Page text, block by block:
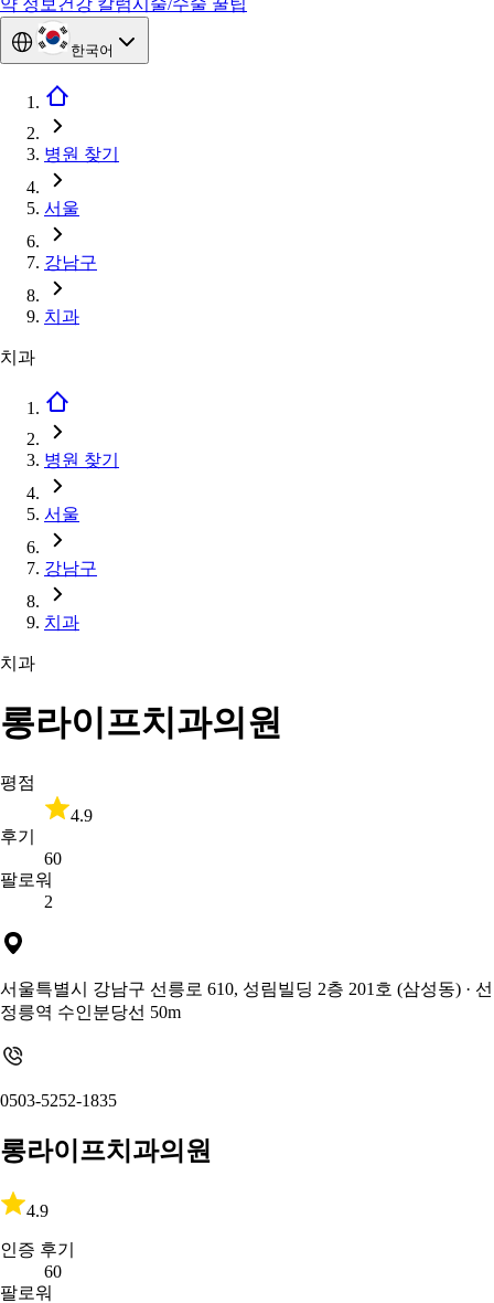
약 정보 건강 칼럼시술/수술 꿀팁
한국어
병원 찾기
서울
강남구
치과
치과
병원 찾기
서울
강남구
치과
치과
롱라이프치과의원
평점
4.9
후기
60
팔로워
2
서울특별시 강남구 선릉로 610, 성림빌딩 2층 201호 (삼성동) · 선
정릉역 수인분당선 50m
0503-5252-1835
롱라이프치과의원
4.9
인증 후기
60
팔로워